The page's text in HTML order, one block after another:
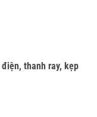
điện, thanh ray, kẹp